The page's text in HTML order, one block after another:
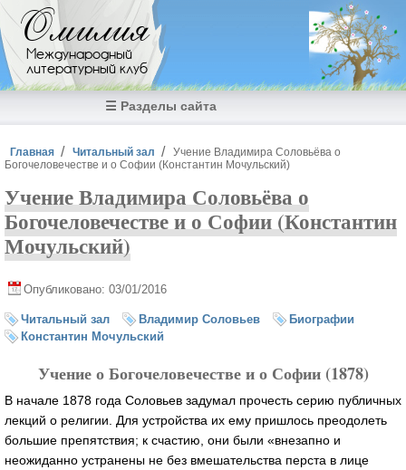
Перейти к основному содержанию
Омилия
Международный
литературный клуб
☰ Разделы сайта
Вы здесь
Главная Читальный зал
Учение Владимира Соловьёва о
Богочеловечестве и о Софии (Константин Мочульский)
Учение Владимира Соловьёва о
Богочеловечестве и о Софии (Константин
Мочульский)
Опубликовано: 03/01/2016
Читальный зал Владимир Соловьев
Биографии
Константин Мочульский
Учение о Богочеловечестве и о Софии (1878)
В начале 1878 года Соловьев задумал прочесть серию публичных
лекций о религии. Для устройства их ему пришлось преодолеть
большие препятствия; к счастию, они были «внезапно и
неожиданно устранены не без вмешательства перста в лице